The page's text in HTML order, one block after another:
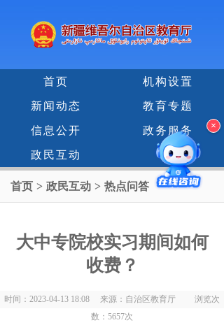
首页 机构设置
新闻动态 教育专题
信息公开 政务服务
政民互动
首页 > 政民互动 > 热点问答
大中专院校实习期间如何
收费？
时间：2023-04-13 18:08 来源：自治区教育厅 浏览次
数： 5657次
×